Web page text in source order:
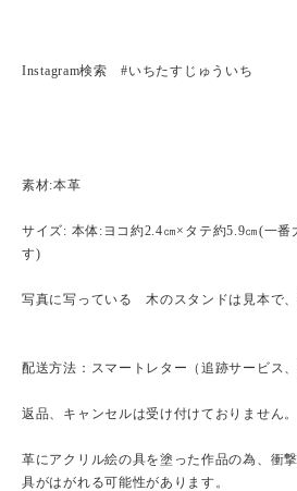
Instagram検索 #いちたすじゅういち
素材:本革
サイズ: 本体:ヨコ約2.4㎝×タテ約5.9㎝(一番
す)
写真に写っている 木のスタンドは見本で
配送方法：スマートレター（追跡サービス
返品、キャンセルは受け付けておりません。
革にアクリル絵の具を塗った作品の為、衝
具がはがれる可能性があります。